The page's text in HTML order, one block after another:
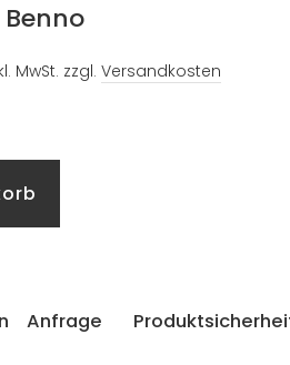
MwSt. zzgl. Versandkosten
Anfrage